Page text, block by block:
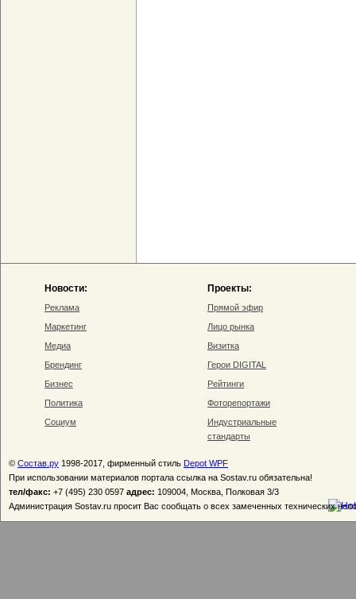
Новости:
Реклама
Маркетинг
Медиа
Брендинг
Бизнес
Политика
Социум
Проекты:
Прямой эфир
Лицо рынка
Визитка
Герои DIGITAL
Рейтинги
Фоторепортажи
Индустриальные
стандарты
© Состав.ру 1998-2017, фирменный стиль Depot WPF
При использовании материалов портала ссылка на Sostav.ru обязательна!
тел/факс: +7 (495) 230 0597 адрес: 109004, Москва, Полковая 3/3
Администрация Sostav.ru просит Вас сообщать о всех замеченных технических